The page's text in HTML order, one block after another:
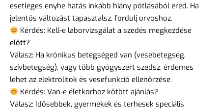
esetleges enyhe hatás inkább hiány pótlásából ered. Ha
jelentős változást tapasztalsz, fordulj orvoshoz.
Kérdés: Kell‑e laborvizsgálat a szedés megkezdése
előtt?
Válasz: Ha krónikus betegséged van (vesebetegség,
szívbetegség), vagy több gyógyszert szedsz, érdemes
lehet az elektrolitok és vesefunkció ellenőrzése.
Kérdés: Van‑e életkorhoz kötött ajánlás?
Válasz: Idősebbek, gyermekek és terhesek speciális